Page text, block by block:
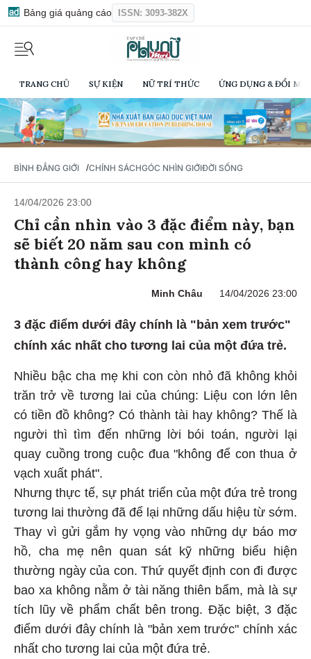
Bảng giá quảng cáo ISSN: 3093-382X
TRANG CHỦ SỰ KIỆN NỮ TRÍ THỨC ỨNG DỤNG & ĐỔI
BÌNH ĐẲNG GIỚI /CHÍNH SÁCHGÓC NHÌN GIỚIĐỜI SỐNG
14/04/2026 23:00
Chỉ cần nhìn vào 3 đặc điểm này, bạn
sẽ biết 20 năm sau con mình có
thành công hay không
Minh Châu 14/04/2026 23:00
3 đặc điểm dưới đây chính là "bản xem trước"
chính xác nhất cho tương lai của một đứa trẻ.
Nhiều bậc cha mẹ khi con còn nhỏ đã không khỏi
trăn trở về tương lai của chúng: Liệu con lớn lên
có tiền đồ không? Có thành tài hay không? Thế là
người thì tìm đến những lời bói toán, người lại
quay cuồng trong cuộc đua "không để con thua ở
vạch xuất phát".
Nhưng thực tế, sự phát triển của một đứa trẻ trong
tương lai thường đã để lại những dấu hiệu từ sớm.
Thay vì gửi gắm hy vọng vào những dự báo mơ
hồ, cha mẹ nên quan sát kỹ những biểu hiện
thường ngày của con. Thứ quyết định con đi được
bao xa không nằm ở tài năng thiên bẩm, mà là sự
tích lũy về phẩm chất bên trong. Đặc biệt, 3 đặc
điểm dưới đây chính là "bản xem trước" chính xác
nhất cho tương lai của một đứa trẻ.